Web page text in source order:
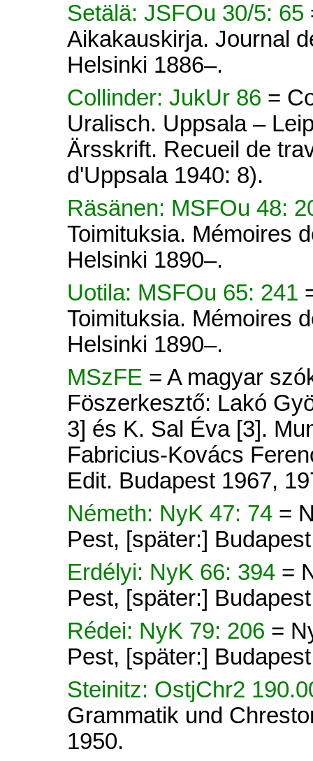
Setälä: JSFOu 30/5: 65
Aikakauskirja. Journal
Helsinki 1886–.
Collinder: JukUr 86 =
Uralisch. Uppsala –
Ärsskrift. Recueil de
d'Uppsala 1940: 8).
Räsänen: MSFOu 48:
Toimituksia. Mémoires
Helsinki 1890–.
Uotila: MSFOu 65: 241
Toimituksia. Mémoires
Helsinki 1890–.
MSzFE = A magyar
Föszerkesztő: Lakó
3] és K. Sal Éva [3].
Fabricius-Kovács
Edit. Budapest 1967,
Németh: NyK 47: 74 =
Pest, [später:]
Erdélyi: NyK 66: 394 =
Pest, [später:]
Rédei: NyK 79: 206 =
Pest, [später:]
Steinitz: OstjChr2
Grammatik und
1950.